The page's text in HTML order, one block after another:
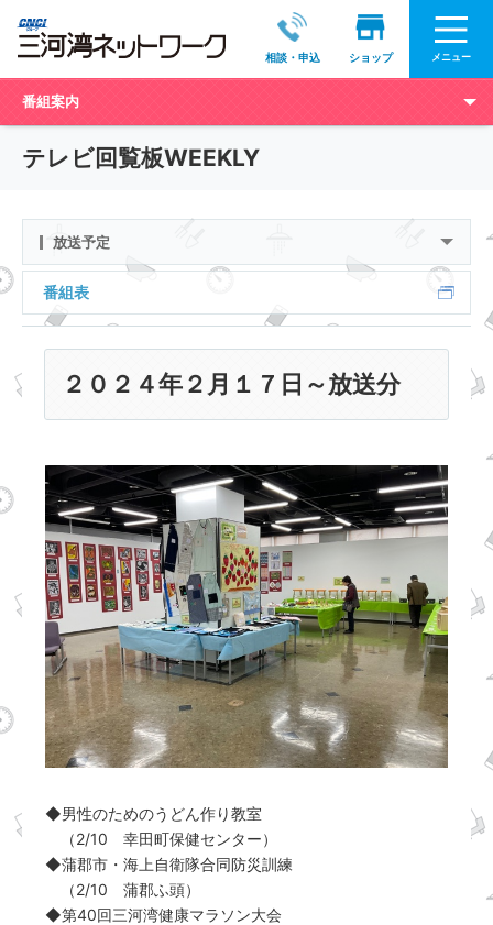
相談・申込 ショップ メニュー
番組案内
テレビ回覧板WEEKLY
放送予定
番組表
２０２４年２月１７日～放送分
◆男性のためのうどん作り教室
（2/10 幸田町保健センター）
◆蒲郡市・海上自衛隊合同防災訓練
（2/10 蒲郡ふ頭）
◆第40回三河湾健康マラソン大会